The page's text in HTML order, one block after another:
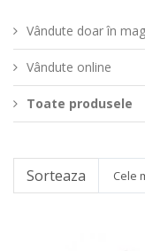
Vândute doar în
Vândute online
Toate produsele
Sorteaza